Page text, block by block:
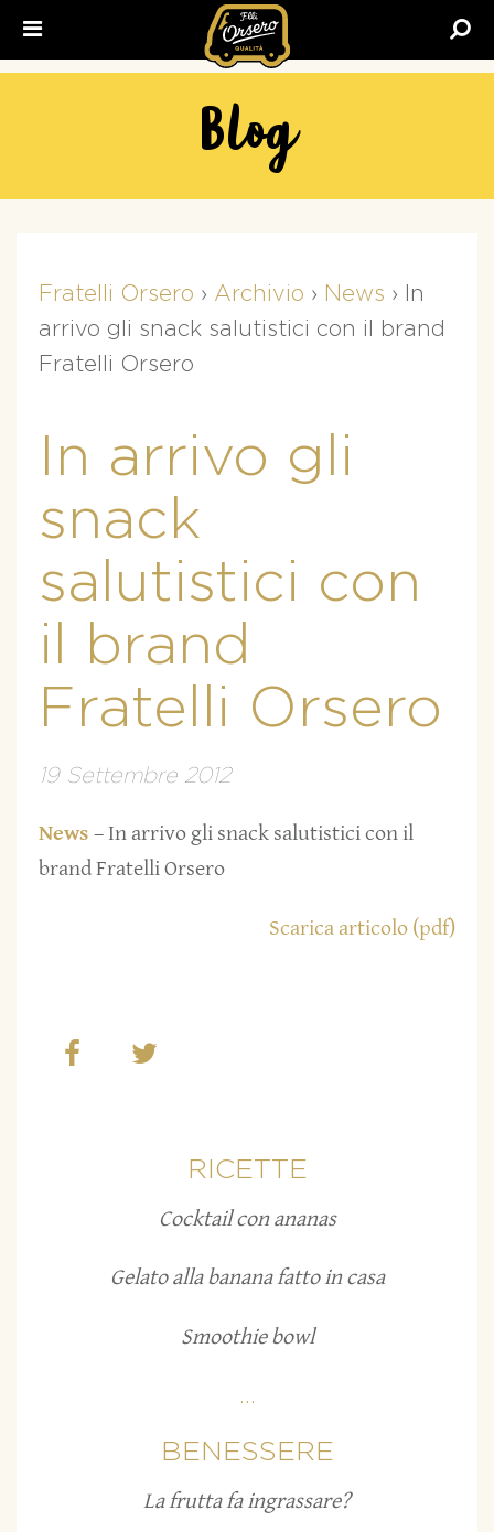
Blog
Fratelli Orsero › Archivio › News ›
In
arrivo gli snack salutistici con il brand
Fratelli Orsero
In arrivo gli
snack
salutistici con
il brand
Fratelli Orsero
19 Settembre 2012
News – In arrivo gli snack salutistici con il
brand Fratelli Orsero
Scarica articolo (pdf)
RICETTE
Cocktail con ananas
Gelato alla banana fatto in casa
Smoothie bowl
...
BENESSERE
La frutta fa ingrassare?